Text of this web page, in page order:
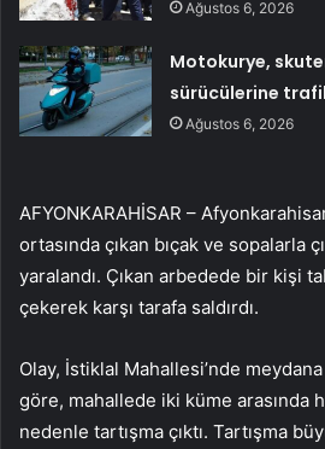
Ağustos 6, 2026
Motokurye,
sürücülerine
Ağustos 6, 2026
AFYONKARAHİSAR –
ortasında çıkan bıçak ve sopalarla
yaralandı. Çıkan arbedede bir kişi
çekerek karşı tarafa saldırdı.
Olay, İstiklal Mahallesi’nde
göre, mahallede iki küme arasında
nedenle tartışma çıktı. Tartışma